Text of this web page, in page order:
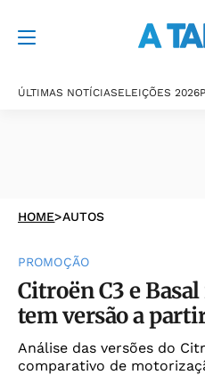
ÚLTIMAS NOTÍCIASELEIÇÕES 2026
HOME>AUTOS
PROMOÇÃO
Citroën C3 e
tem versão a
Análise das versões do
comparativo de